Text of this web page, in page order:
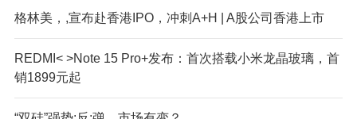
格林美，,宣布赴香港IPO，冲刺A+H | A股公司香港上市
REDMI< >Note 15 Pro+发布：首次搭载小米龙晶玻璃，首
销1899元起